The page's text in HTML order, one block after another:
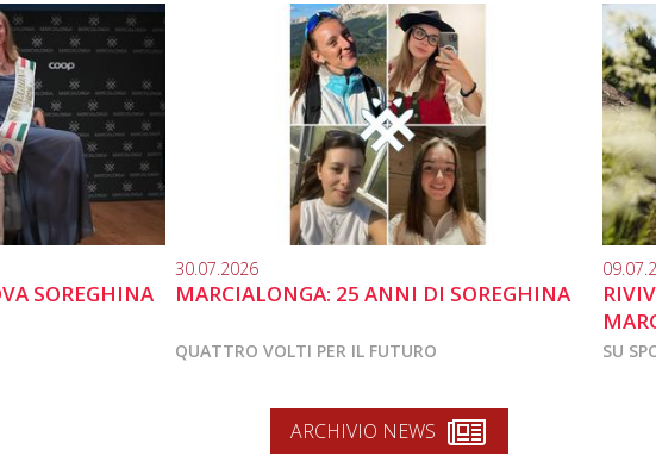
SOREGHINA
30.07.2026
MARCIALONGA: 25 ANNI DI SOREGHINA
QUATTRO VOLTI PER IL FUTURO SU
ARCHIVIO NEWS